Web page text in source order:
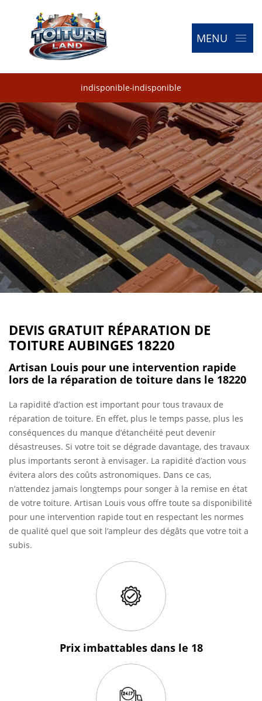
MENU
indisponible-indisponible
DEVIS GRATUIT RÉPARATION DE
TOITURE AUBINGES 18220
Artisan Louis pour une intervention rapide
lors de la réparation de toiture dans le 18220
La rapidité d’action est important pour tous travaux de
réparation de toiture. En effet, plus le temps passe, plus les
conséquences du manque d’étanchéité peut devenir
désastreuses. Si votre toit se dégrade davantage, des travaux
plus importants seront à envisager. La rapidité d’action vous
évitera alors des coûts astronomiques. Dans ce cas,
n’attendez jamais longtemps pour songer à la remise en état
de votre toiture. Artisan Louis vous offre toute sa disponibilité
pour une intervention rapide tout en respectant les normes
de qualité quel que soit l’ampleur des dégâts que votre toit a
subis.
Prix imbattables dans le 18